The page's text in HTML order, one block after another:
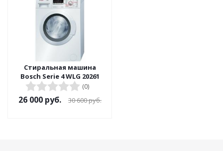
Стиральная машина
Bosch Serie 4 WLG 20261
(0)
26 000 руб. 30 600руб.